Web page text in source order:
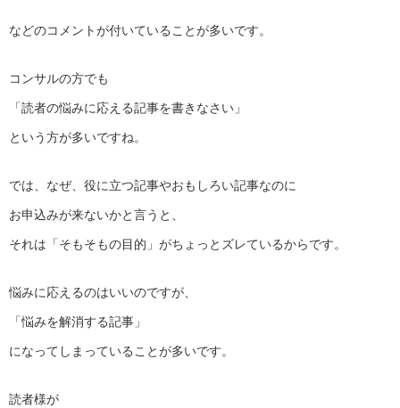
などのコメントが付いていることが多いです。
コンサルの方でも
「読者の悩みに応える記事を書きなさい」
という方が多いですね。
では、なぜ、役に立つ記事やおもしろい記事なのに
お申込みが来ないかと言うと、
それは「そもそもの目的」がちょっとズレているからです。
悩みに応えるのはいいのですが、
「悩みを解消する記事」
になってしまっていることが多いです。
読者様が